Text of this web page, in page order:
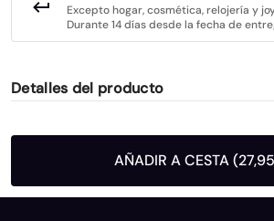
Excepto hogar, cosmética, relojería y
Durante 14 días desde la fecha de
Detalles del producto
AÑADIR A CESTA